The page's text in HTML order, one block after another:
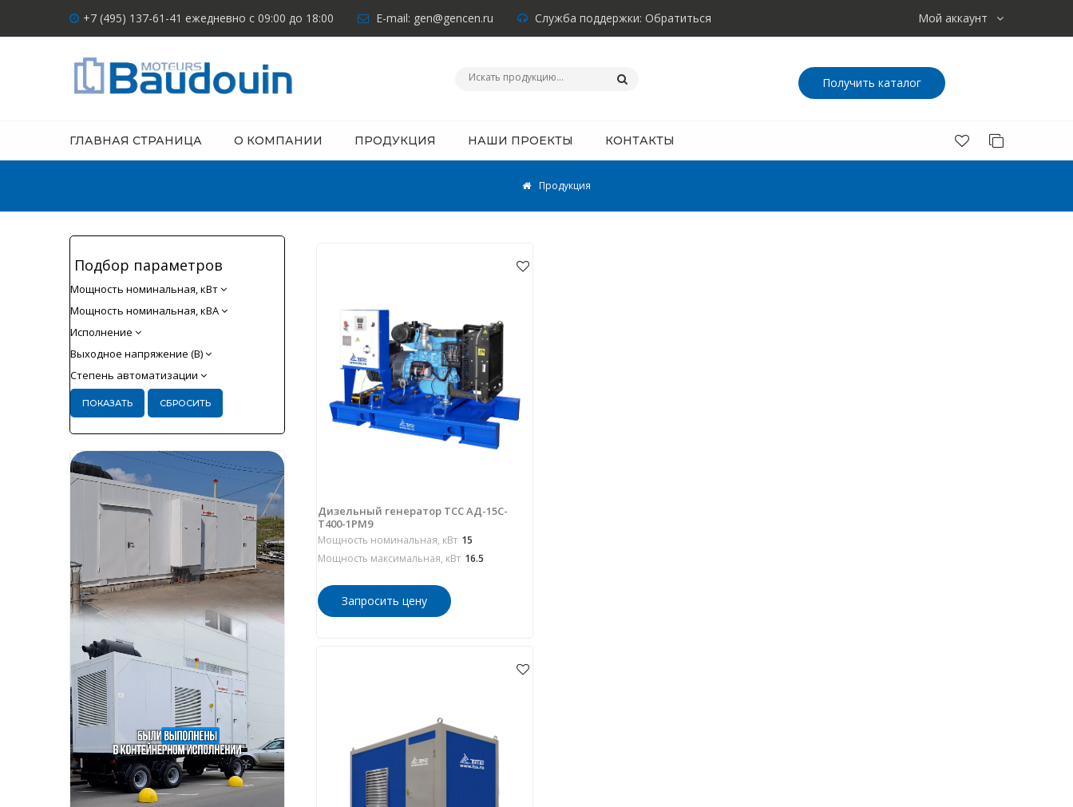
Мой аккаунт
+7 (495) 137-61-41 ежедневно с 09:00 до 18:00 E-mail: gen@gencen.ru Служба поддержки: Обратиться
Получить каталог
ГЛАВНАЯ СТРАНИЦА О КОМПАНИИ ПРОДУКЦИЯ НАШИ ПРОЕКТЫ КОНТАКТЫ
Продукция
Дизельный генератор ТСС АД-15С-
Т400-1РМ9
Мощность номинальная, кВт 15
Мощность максимальная, кВт 16.5
Запросить цену
Подбор параметров
Мощность номинальная, кВт
Мощность номинальная, кВА
Исполнение
Выходное напряжение (В)
Степень автоматизации